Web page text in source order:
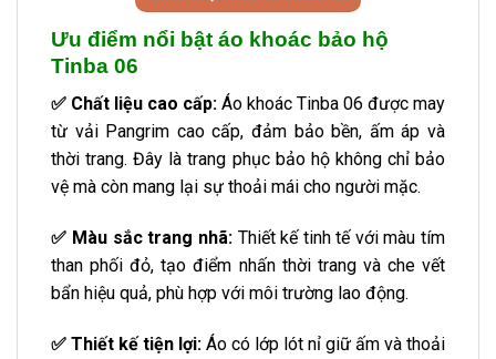
Ưu điểm nổi bật áo khoác bảo hộ
Tinba 06
✅ Chất liệu cao cấp: Áo khoác Tinba 06 được may
từ vải Pangrim cao cấp, đảm bảo bền, ấm áp và
thời trang. Đây là trang phục bảo hộ không chỉ bảo
vệ mà còn mang lại sự thoải mái cho người mặc.
✅ Màu sắc trang nhã:Thiết kế tinh tế với màu tím
than phối đỏ, tạo điểm nhấn thời trang và che vết
bẩn hiệu quả, phù hợp với môi trường lao động.
✅ Thiết kế tiện lợi: Áo có lớp lót nỉ giữ ấm và thoải